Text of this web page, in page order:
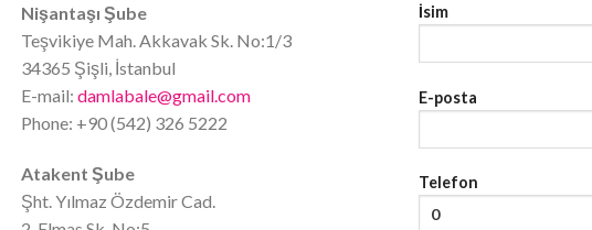
Nişantaşı Şube
Teşvikiye Mah. Akkavak Sk. No:1/3
34365 Şişli, İstanbul
E-mail: damlabale@gmail.com
Phone: +90 (542) 326 5222
Atakent Şube
Şht. Yılmaz Özdemir Cad.
İsim
E-posta
Telefon